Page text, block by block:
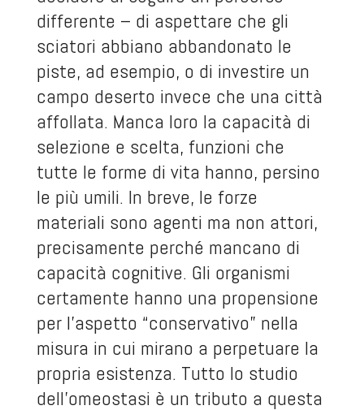
differente – di aspettare che gli
sciatori abbiano abbandonato le
piste, ad esempio, o di investire un
campo deserto invece che una città
affollata. Manca loro la capacità di
selezione e scelta, funzioni che
tutte le forme di vita hanno, persino
le più umili. In breve, le forze
materiali sono agenti ma non attori,
precisamente perché mancano di
capacità cognitive. Gli organismi
certamente hanno una propensione
per l’aspetto “conservativo” nella
misura in cui mirano a perpetuare la
propria esistenza. Tutto lo studio
dell’omeostasi è un tributo a questa